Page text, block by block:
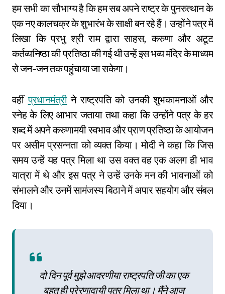
हम सभी का सौभाग्य है कि हम सब अपने राष्ट्र के पुनरुत्थान के
एक नए कालचक्र के शुभारंभ के साक्षी बन रहे हैं। उन्होंने पत्र में
लिखा कि प्रभु श्री राम द्वारा साहस, करुणा और अटूट
कर्तव्यनिष्ठा की प्रतिष्ठा की गई थी उन्हें इस भव्य मंदिर के माध्यम
से जन-जन तक पहुंचाया जा सकेगा।
वहींप्रधानमंत्रीने राष्ट्रपति को उनकी शुभकामनाओं और
स्नेह के लिए आभार जताया तथा कहा कि उन्होंने पत्र के हर
शब्द में अपने करुणामयी स्वभाव और प्राण प्रतिष्ठा के आयोजन
पर असीम प्रसन्नता को व्यक्त किया। मोदी ने कहा कि जिस
समय उन्हें यह पत्र मिला था उस वक्त वह एक अलग ही भाव
यात्रा में थे और इस पत्र ने उन्हें उनके मन की भावनाओं को
संभालने और उनमें सामंजस्य बिठाने में अपार सहयोग और संबल
दिया।
दो दिन पूर्व मुझे आदरणीया राष्ट्रपति जी का एक
बहुत ही प्रेरणादायी पत्र मिला था। मैंने आज